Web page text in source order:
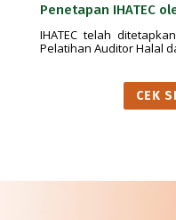
Penetapan IHATEC
IHATEC telah
Pelatihan Auditor Halal
CEK